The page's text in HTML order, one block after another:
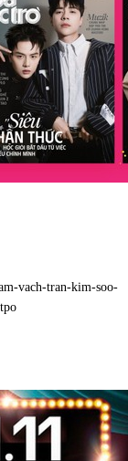
vach-tran-kim-soo-